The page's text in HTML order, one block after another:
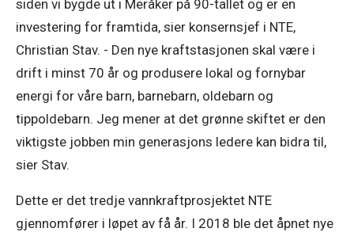
siden vi bygde ut i Meråker på 90-tallet og er en
investering for framtida, sier konsernsjef i NTE,
Christian Stav. - Den nye kraftstasjonen skal være i
drift i minst 70 år og produsere lokal og fornybar
energi for våre barn, barnebarn, oldebarn og
tippoldebarn. Jeg mener at det grønne skiftet er den
viktigste jobben min generasjons ledere kan bidra til,
sier Stav.
Dette er det tredje vannkraftprosjektet NTE
gjennomfører i løpet av få år. I 2018 ble det åpnet nye